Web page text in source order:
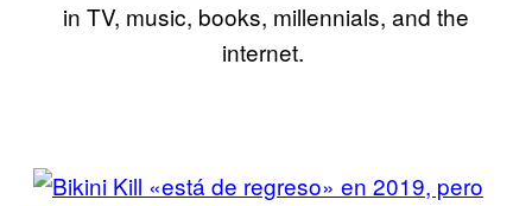
in TV, music, books, millennials, and the
internet.
POSTS